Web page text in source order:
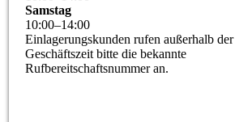
Samstag
10:00–14:00
Einlagerungskunden rufen außerhalb der
Geschäftszeit bitte die bekannte
Rufbereitschaftsnummer an.